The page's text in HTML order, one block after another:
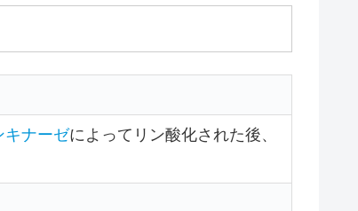
キナーゼによってリン酸化された後、